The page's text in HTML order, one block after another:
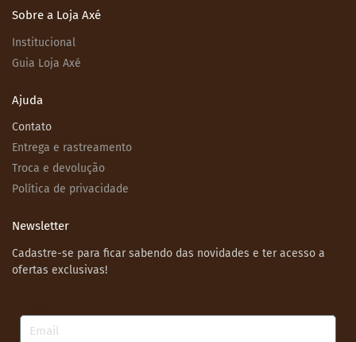
Sobre a Loja Axé
Institucional
Guia Loja Axé
Ajuda
Contato
Entrega e rastreamento
Troca e devolução
Política de privacidade
Newsletter
Cadastre-se para ficar sabendo das novidades e ter acesso a
ofertas exclusivas!